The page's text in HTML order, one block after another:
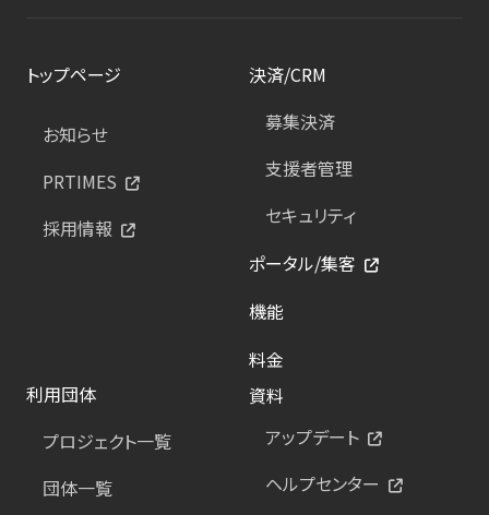
トップページ
お知らせ
PRTIMES
採用情報
決済/CRM
募集決済
支援者管理
セキュリティ
ポータル/集客
機能
料金
利用団体
プロジェクト一覧
団体一覧
資料
アップデート
ヘルプセンター